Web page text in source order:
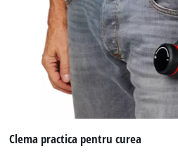
Clema practica pentru curea